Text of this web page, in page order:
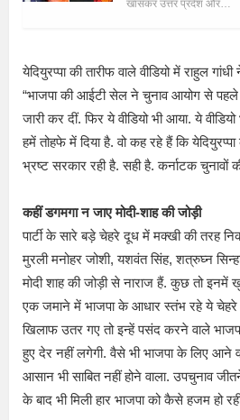
खासकर उत्तर प्रदेश और…
येदियुरप्पा की तारीफ वाले वीडियो में राहुल
“भाजपा की आईटी सेल ने चुनाव आयोग से पहले
जारी कर दीं. फिर ये वीडियो भी आया. ये
हमें तोहफे में दिया है. वो कह रहे हैं कि
भ्रष्ट सरकार रही है. सही है. कर्नाटक
कहीं डगमगा न जाए मोदी-शाह की जोड़ी
पार्टी के सारे बड़े चेहरे दूध में मक्खी की तरह
मुरली मनोहर जोशी, यशवंत सिंह, शत्रुघ्न
मोदी शाह की जोड़ी से नाराज हैं. कुछ तो
एक जमाने में भाजपा के आधार स्तंभ रहे ये
खिलाफ उतर गए तो इन्हें पसंद करने वाले
हुए देर नहीं लगेगी. वैसे भी भाजपा के लिए आने
आसान भी साबित नहीं होने वाला. उपचुनाव
के बाद भी मिली हार भाजपा को कैसे हजम हो